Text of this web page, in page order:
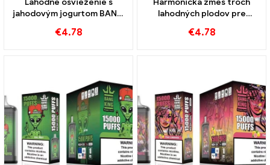
jahodovým jogurtom BANG
€4.78
lahodných plodov pre
KING Digital 15000 PUFFS
€4.78